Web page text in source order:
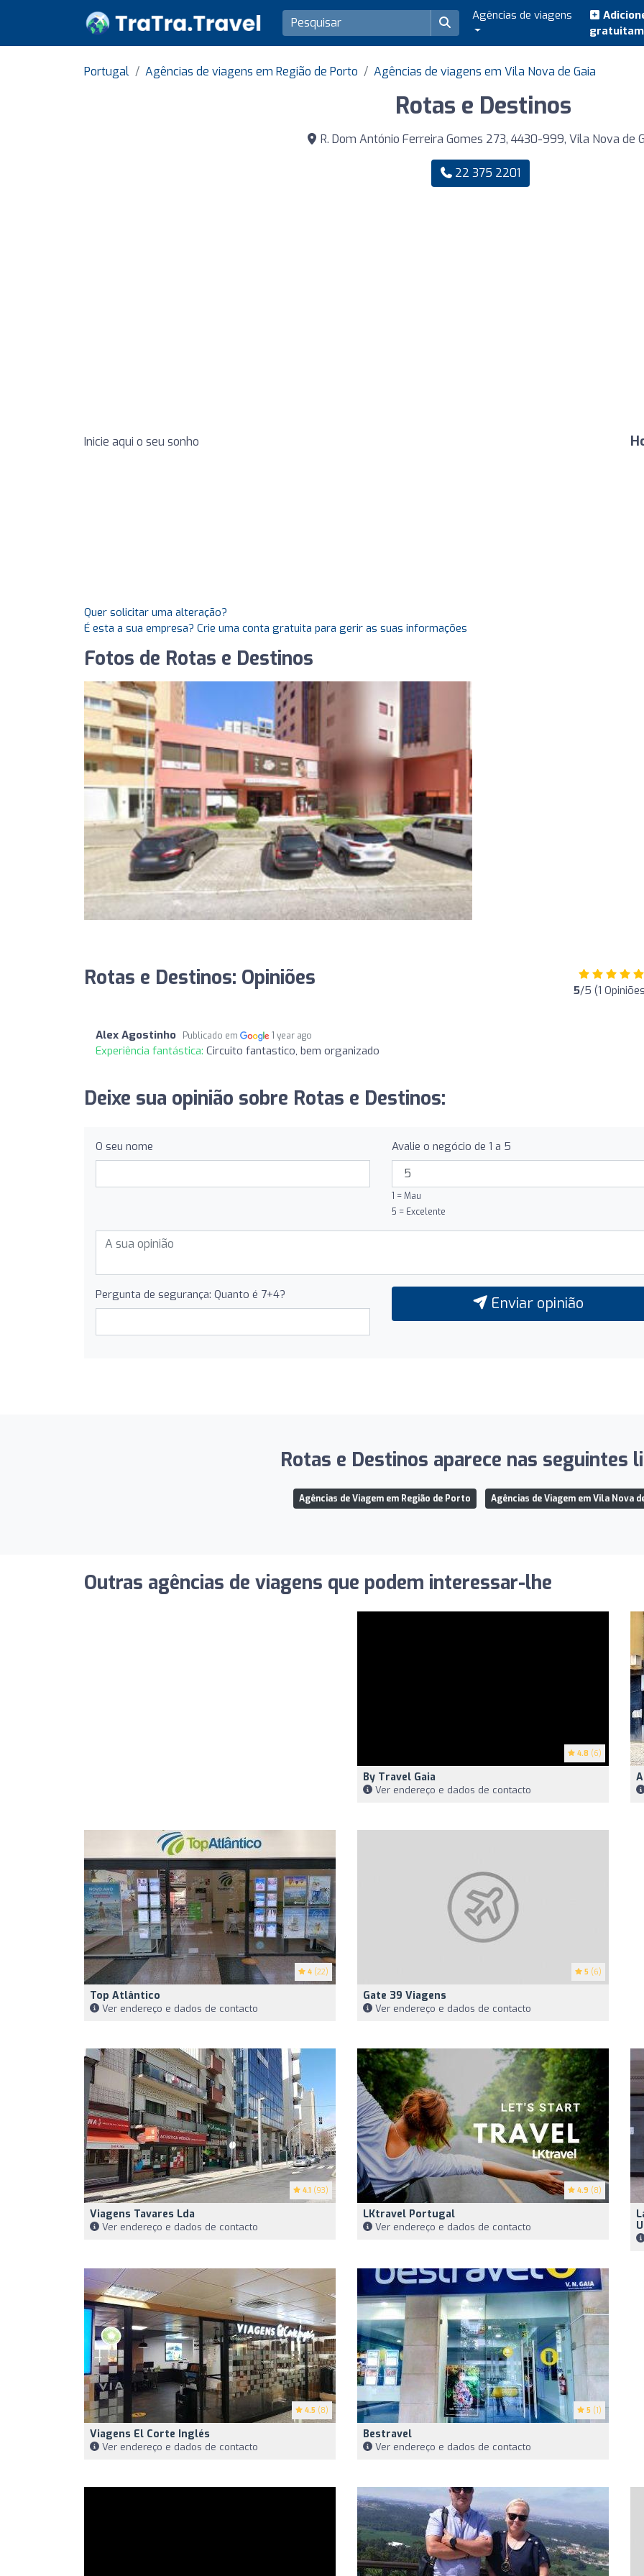
Agências de viagens
Portugal Agências de viagens em Região de Porto Agências de viagens em Vila Nova de Gaia
Rotas e Destinos
R. Dom António Ferreira Gomes 273, 4430-999, Vila Nova de
22 375 2201
Inicie aqui o seu sonho
Quer solicitar uma alteração?
É esta a sua empresa? Crie uma conta gratuita para gerir as suas informações
Fotos de Rotas e Destinos
Rotas e Destinos: Opiniões 5/5 (1
Alex Agostinho Publicado em 1 year ago
Experiência fantástica: Circuito fantastico, bem organizado
Deixe sua opinião sobre Rotas e Destinos:
O seu nome Avalie o negócio de 1 a 5
1 = Mau
5 = Excelente
Pergunta de segurança: Quanto é 7+4? Enviar opinião
Rotas e Destinos aparece nas seguintes
Agências de Viagem em Região de Porto Agências de Viagem em Vila Nova
Outras agências de viagens que podem interessar-lhe
4.8 (6)
By Travel Gaia
Ver endereço e dados de contacto
4 (22)
Top Atlântico
Ver endereço e dados de contacto
5 (6)
Gate 39 Viagens
Ver endereço e dados de contacto
4.1 (93)
Viagens Tavares Lda
Ver endereço e dados de contacto
4.9 (8)
LKtravel Portugal
Ver endereço e dados de contacto
4.5 (8)
Viagens El Corte Inglés
Ver endereço e dados de contacto
5 (1)
Bestravel
Ver endereço e dados de contacto